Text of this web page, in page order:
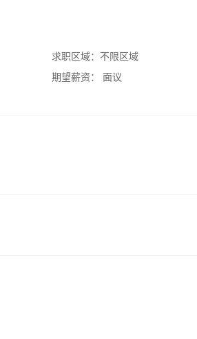
求职区域： 不限区域
期望薪资：
面议